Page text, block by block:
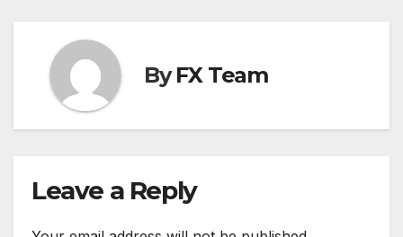
ByFX Team
Leave a Reply